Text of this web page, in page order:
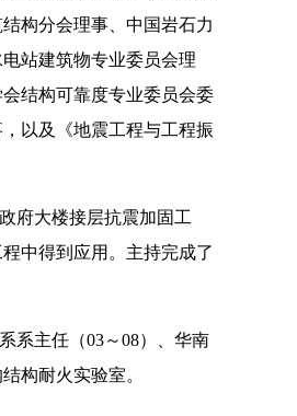
构分会理事、中国岩石力
站建筑物专业委员会理
结构可靠度专业委员会委
以及《地震工程与工程振
府大楼接层抗震加固工
中得到应用。主持完成了
系主任（03～08）、华南
构耐火实验室。